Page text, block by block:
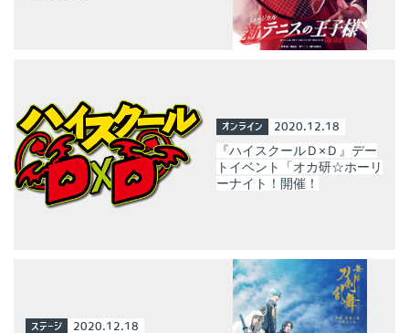
オンライン 2020.12.18
『ハイスクールＤ×Ｄ』デー
トイベント「オカ研☆ホーリ
ーナイト！開催！
ステージ 2020.12.18